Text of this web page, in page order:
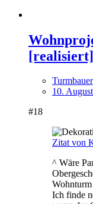
[realisiert]
Turmbauer
10.
#18
Zitat von
^ Wäre
Ich finde